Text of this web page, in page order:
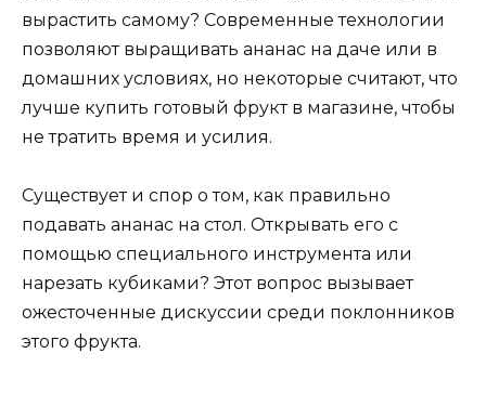
вырастить самому? Современные технологии
позволяют выращивать ананас на даче или в
домашних условиях, но некоторые считают, что
лучше купить готовый фрукт в магазине, чтобы
не тратить время и усилия.
Существует и спор о том, как правильно
подавать ананас на стол. Открывать его с
помощью специального инструмента или
нарезать кубиками? Этот вопрос вызывает
ожесточенные дискуссии среди поклонников
этого фрукта.